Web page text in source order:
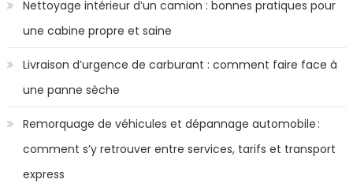
l’article
Nettoyage intérieur d’un camion : bonnes pratiques pour
une cabine propre et saine
Livraison d’urgence de carburant : comment faire face à
une panne sèche
Remorquage de véhicules et dépannage automobile :
comment s’y retrouver entre services, tarifs et transport
express